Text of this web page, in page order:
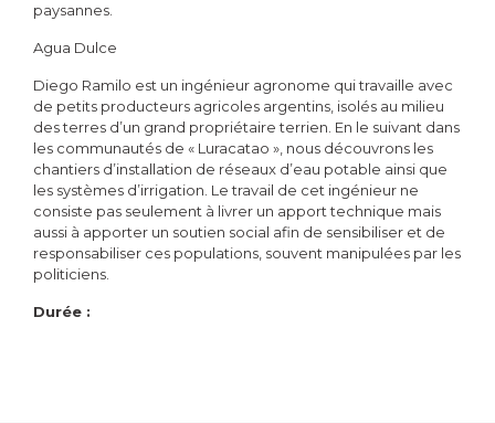
paysannes.
Agua Dulce
Diego Ramilo est un ingénieur agronome qui travaille avec
de petits producteurs agricoles argentins, isolés au milieu
des terres d’un grand propriétaire terrien. En le suivant dans
les communautés de « Luracatao », nous découvrons les
chantiers d’installation de réseaux d’eau potable ainsi que
les systèmes d’irrigation. Le travail de cet ingénieur ne
consiste pas seulement à livrer un apport technique mais
aussi à apporter un soutien social afin de sensibiliser et de
responsabiliser ces populations, souvent manipulées par les
politiciens.
Durée :